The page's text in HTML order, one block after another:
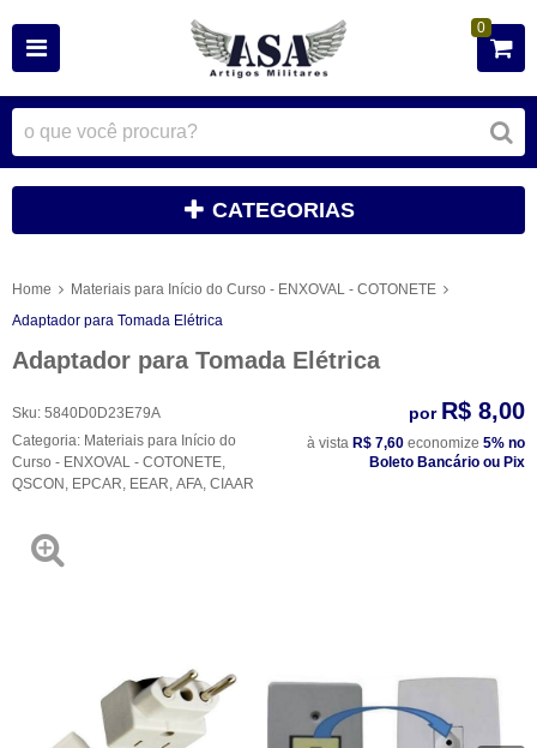
0
CATEGORIAS
Home
Materiais para Início do Curso - ENXOVAL - COTONETE
Adaptador para Tomada Elétrica
Adaptador para Tomada Elétrica
Sku: 5840D0D23E79A
Categoria: Materiais para Início do
Curso - ENXOVAL - COTONETE
QSCON EPCAR EEAR AFA CIAAR
por R$ 8,00
à vista R$ 7,60 economize 5% no
Boleto Bancário ou Pix